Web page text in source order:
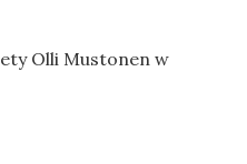
Olli Mustonen w